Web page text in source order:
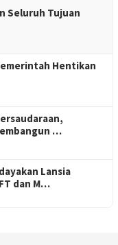
Seluruh Tujuan
Hentikan
…
Lansia
dan M…